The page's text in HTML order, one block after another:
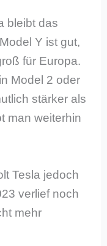
bleibt das
Y ist gut,
für Europa.
Model 2 oder
stärker als
man weiterhin
Tesla jedoch
verlief noch
mehr